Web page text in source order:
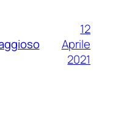
12
Aprile
2021